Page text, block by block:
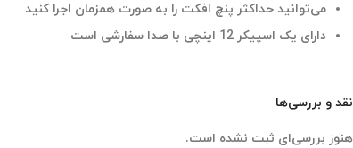
می‌توانید حداکثر پنچ افکت را به صورت همزمان اجرا کنید
دارای یک اسپیکر 12 اینچی با صدا سفارشی است
نقد و بررسی‌ها
هنوز بررسی‌ای ثبت نشده است.